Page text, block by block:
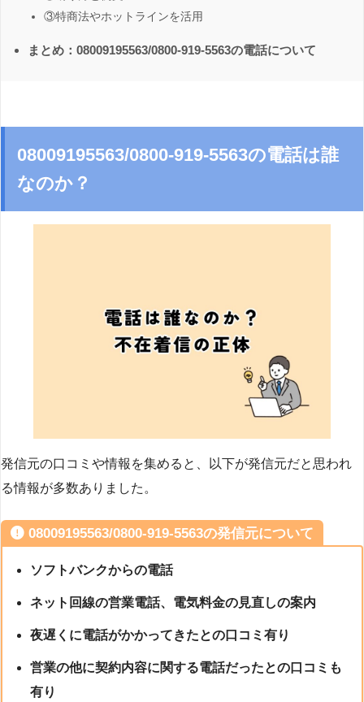
③特商法やホットラインを活用
まとめ：08009195563/0800-919-5563の電話について
08009195563/0800-919-5563の電話は誰
なのか？
発信元の口コミや情報を集めると、以下が発信元だと思われ
る情報が多数ありました。
08009195563/0800-919-5563の発信元について
ソフトバンクからの電話
ネット回線の営業電話、電気料金の見直しの案内
夜遅くに電話がかかってきたとの口コミ有り
営業の他に契約内容に関する電話だったとの口コミも
有り